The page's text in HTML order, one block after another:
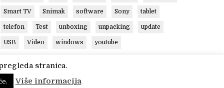
Smart TV Snimak software Sony tablet
telefon Test unboxing unpacking update
USB Video windows youtube
stranica.
Više informacija